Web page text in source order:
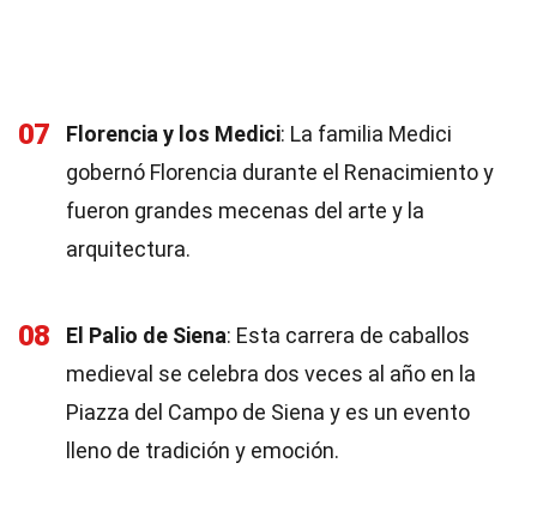
07 Florencia y los Medici: La familia Medici
gobernó Florencia durante el Renacimiento y
fueron grandes mecenas del arte y la
arquitectura.
08 El Palio de Siena: Esta carrera de caballos
medieval se celebra dos veces al año en la
Piazza del Campo de Siena y es un evento
lleno de tradición y emoción.